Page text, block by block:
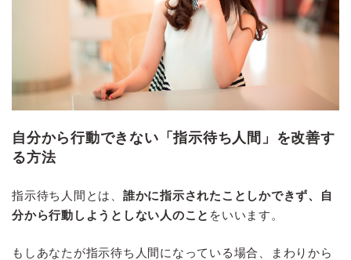
自分から行動できない「指示待ち人間」を改善す
る方法
指示待ち人間とは、 誰かに指示されたことしかできず、自
分から行動しようとしない人のこと をいいます。
もしあなたが指示待ち人間になっている場合、まわりから